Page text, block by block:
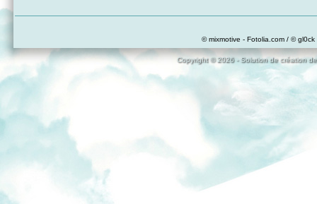
© mixmotive - Fotolia.com / ©
Copyright © 2026 - Solution de création